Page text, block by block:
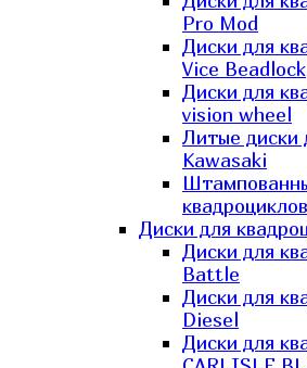
Pro Mod
Диски для
Vice Beadlock
Диски для
vision wheel
Литые диски
Kawasaki​
Диски для
Диски для
Battle
Диски для
Diesel
Диски для